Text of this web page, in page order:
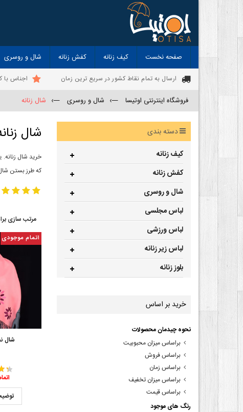
صفحه نخست کیف زنانه کفش زنانه شال و روسری
ارسال به تمام نقاط کشور در سریع ترین زمان اجناس
فروشگاه اینترنتی اوتیسا —› شال و روسری —› شال زنانه
شال
خرید شال
که طرز بستن
مرتب سازی
اتمام موجودی
شال
دسته بندی
کیف زنانه
کفش زنانه
شال و روسری
لباس مجلسی
لباس ورزشی
لباس زیر زنانه
بلوز زنانه
خرید بر اساس
نحوه چیدمان محصولات
براساس میزان محبوبیت
براساس فروش
براساس زمان
براساس میزان تخفیف
براساس قیمت
رنگ های موجود